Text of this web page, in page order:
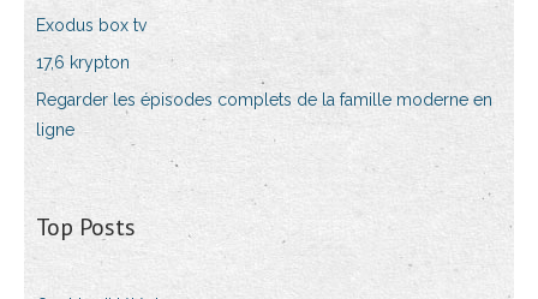
Exodus box tv
17,6 krypton
Regarder les épisodes complets de la famille moderne en
ligne
Top Posts